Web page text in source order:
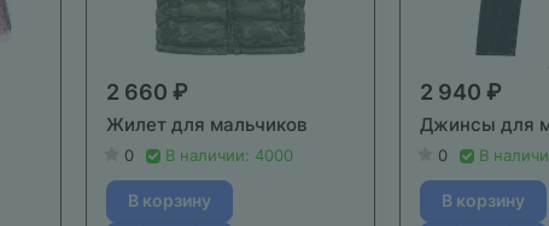
2 660 ₽
Жилет для мальчиков
0 В наличии: 4000
В корзину
2 940 ₽
Джинсы для
0 В
В корзину